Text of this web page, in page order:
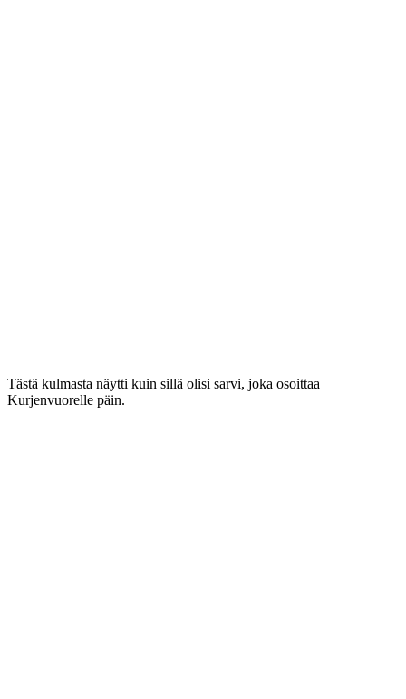
Tästä kulmasta näytti kuin sillä olisi sarvi, joka osoittaa
Kurjenvuorelle päin.